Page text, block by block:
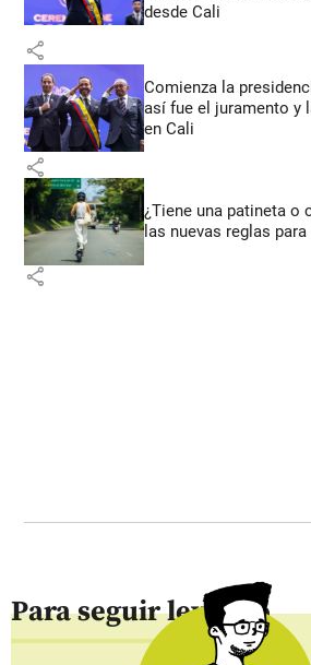
desde Cali
share
Comienza la
así fue el juramento y
en Cali
share
¿Tiene una patineta o
las nuevas reglas
share
Para seguir leyendo